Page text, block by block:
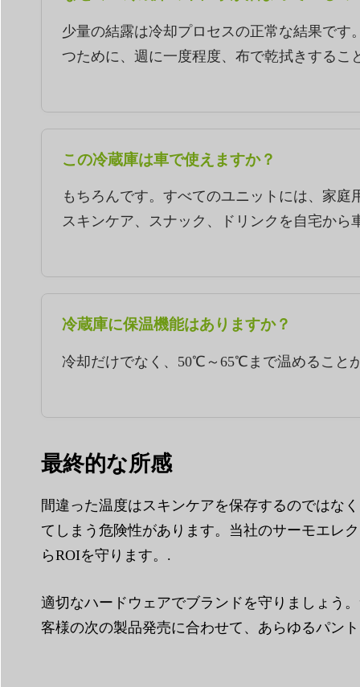
少量の結露は冷却プロセスの正常な結果で
つために、週に一度程度、布で乾拭きするこ
この冷蔵庫は車で使えますか？
もちろんです。すべてのユニットには、家
スキンケア、スナック、ドリンクを自宅か
冷蔵庫に保温機能はありますか？
冷却だけでなく、50℃～65℃まで温めること
最終的な所感
間違った温度はスキンケアを保存するのではな
てしまう危険性があります。当社のサーモエレ
らROIを守ります。.
適切なハードウェアでブランドを守りましょう
客様の次の製品発売に合わせて、あらゆるパン